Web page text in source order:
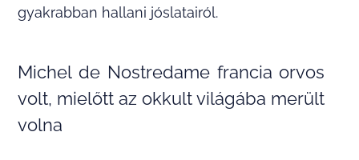
gyakrabban hallani jóslatairól.
Michel de Nostredame francia orvos
volt, mielőtt az okkult világába merült
volna